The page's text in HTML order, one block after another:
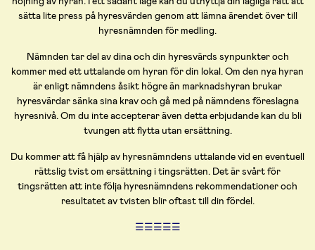
sätta lite press på hyresvärden genom att lämna ärendet över till
hyresnämnden för medling.
Nämnden tar del av dina och din hyresvärds synpunkter och
kommer med ett uttalande om hyran för din lokal. Om den nya hyran
är enligt nämndens åsikt högre än marknadshyran brukar
hyresvärdar sänka sina krav och gå med på nämndens föreslagna
hyresnivå. Om du inte accepterar även detta erbjudande kan du bli
tvungen att flytta utan ersättning.
Du kommer att få hjälp av hyresnämndens uttalande vid en eventuell
rättslig tvist om ersättning i tingsrätten. Det är svårt för
tingsrätten att inte följa hyresnämndens rekommendationer och
resultatet av tvisten blir oftast till din fördel.
☰☰☰☰☰